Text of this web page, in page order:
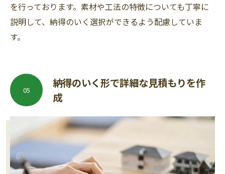
を行っております。素材や工法の特徴についても丁寧に
説明して、納得のいく選択ができるよう配慮していま
す。
納得のいく形で詳細な見積もりを作
成
05